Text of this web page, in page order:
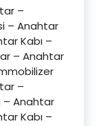
–
– Anahtar
Kabı –
– Anahtar
–
– Anahtar
Kabı –